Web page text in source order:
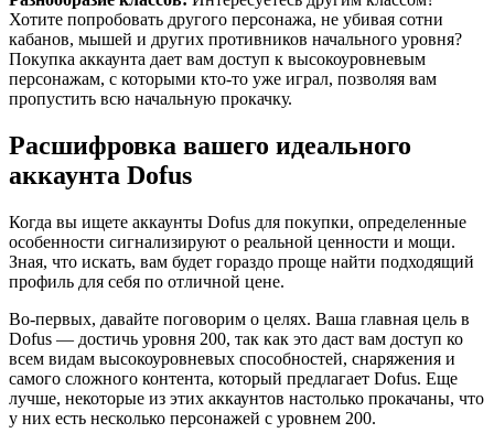
Хотите попробовать другого персонажа, не убивая сотни
кабанов, мышей и других противников начального уровня?
Покупка аккаунта дает вам доступ к высокоуровневым
персонажам, с которыми кто-то уже играл, позволяя вам
пропустить всю начальную прокачку.
Расшифровка вашего идеального
аккаунта Dofus
Когда вы ищете аккаунты Dofus для покупки, определенные
особенности сигнализируют о реальной ценности и мощи.
Зная, что искать, вам будет гораздо проще найти подходящий
профиль для себя по отличной цене.
Во-первых, давайте поговорим о целях. Ваша главная цель в
Dofus — достичь уровня 200, так как это даст вам доступ ко
всем видам высокоуровневых способностей, снаряжения и
самого сложного контента, который предлагает Dofus. Еще
лучше, некоторые из этих аккаунтов настолько прокачаны, что
у них есть несколько персонажей с уровнем 200.